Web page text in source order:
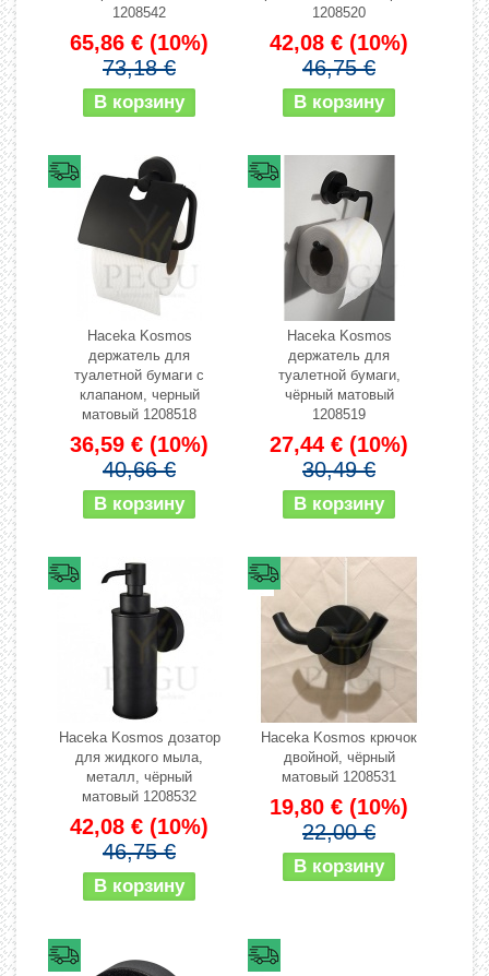
1208542
65,86 € (10%)
73,18 €
1208520
42,08 € (10%)
46,75 €
Haceka Kosmos
держатель для
туалетной бумаги с
клапаном, черный
матовый 1208518
36,59 € (10%)
40,66 €
Haceka Kosmos
держатель для
туалетной бумаги,
чёрный матовый
1208519
27,44 € (10%)
30,49 €
Haceka Kosmos дозатор
для жидкого мыла,
металл, чёрный
матовый 1208532
42,08 € (10%)
46,75 €
Haceka Kosmos крючок
двойной, чёрный
матовый 1208531
19,80 € (10%)
22,00 €